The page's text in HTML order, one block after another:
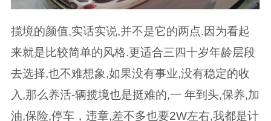
揽境的颜值,实话实说,并不是它的两点.因为看起
来就是比较简单的风格.更适合三四十岁年龄层段
去选择,也不难想象,如果没有事业,没有稳定的收
入,那么养活-辆揽境也是挺难的,一 年到头,保养,加
油,保险,停车，违章,差不多也要2W左右,我都是计